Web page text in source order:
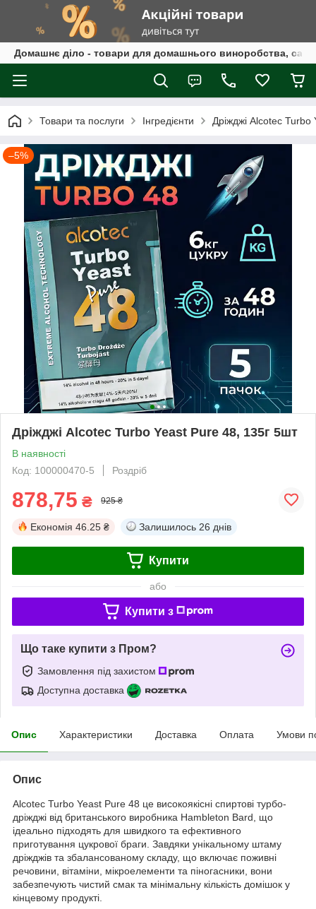
Домашнє діло - товари для домашнього виноробства,
Товари та послуги Інгредієнти Дріжджі Alcotec
–5%
Дріжджі Alcotec Turbo Yeast Pure 48, 135г 5шт
В наявності
Код: 100000470-5
Роздріб
878,75 ₴ 925 ₴
Економія 46.25 ₴ Залишилось 26 днів
Купити
або
Купити з
Що таке купити з Пром?
Замовлення під захистом
Доступна доставка
Опис Характеристики Доставка Оплата Умови
Опис
Alcotec Turbo Yeast Pure 48 це високоякісні спиртові турбо-
дріжджі від британського виробника Hambleton Bard, що
ідеально підходять для швидкого та ефективного
приготування цукрової браги. Завдяки унікальному штаму
дріжджів та збалансованому складу, що включає поживні
речовини, вітаміни, мікроелементи та піногасники, вони
забезпечують чистий смак та мінімальну кількість домішок у
кінцевому продукті.